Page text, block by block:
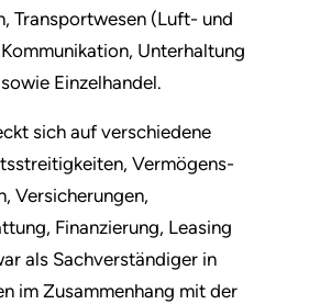
Transportwesen (Luft- und
Unterhaltung
Einzelhandel.
sich auf verschiedene
Vermögens-
Versicherungen,
Finanzierung, Leasing
als Sachverständiger in
im Zusammenhang mit der